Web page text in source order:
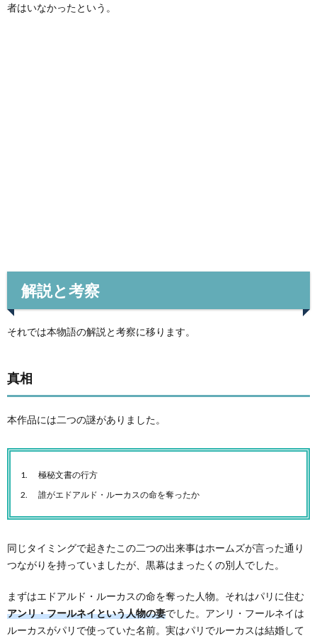
者はいなかったという。
解説と考察
それでは本物語の解説と考察に移ります。
真相
本作品には二つの謎がありました。
極秘文書の行方
誰がエドアルド・ルーカスの命を奪ったか
同じタイミングで起きたこの二つの出来事はホームズが言った通り
つながりを持っていましたが、黒幕はまったくの別人でした。
まずはエドアルド・ルーカスの命を奪った人物。それはパリに住む
アンリ・フールネイという人物の妻でした。アンリ・フールネイは
ルーカスがパリで使っていた名前。実はパリでルーカスは結婚して